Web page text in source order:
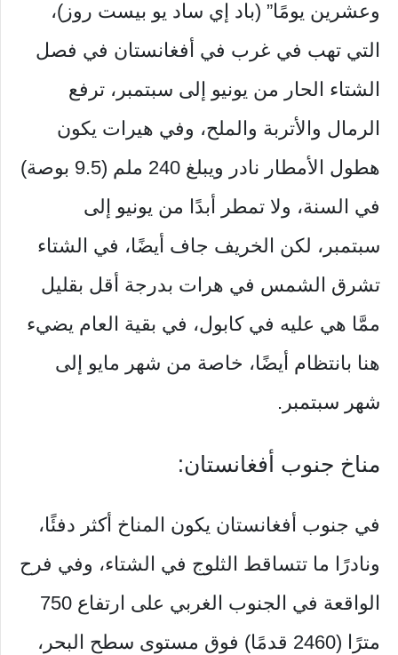
وعشرين يومًا” (باد إي ساد يو بيست روز)،
التي تهب في غرب في أفغانستان في فصل
الشتاء الحار من يونيو إلى سبتمبر، ترفع
الرمال والأتربة والملح، وفي هيرات يكون
هطول الأمطار نادر ويبلغ 240 ملم (9.5 بوصة)
في السنة، ولا تمطر أبدًا من يونيو إلى
سبتمبر، لكن الخريف جاف أيضًا، في الشتاء
تشرق الشمس في هرات بدرجة أقل بقليل
ممَّا هي عليه في كابول، في بقية العام يضيء
هنا بانتظام أيضًا، خاصة من شهر مايو إلى
شهر سبتمبر.
مناخ جنوب أفغانستان:
في جنوب أفغانستان يكون المناخ أكثر دفئًا،
ونادرًا ما تتساقط الثلوج في الشتاء، وفي فرح
الواقعة في الجنوب الغربي على ارتفاع 750
مترًا (2460 قدمًا) فوق مستوى سطح البحر،